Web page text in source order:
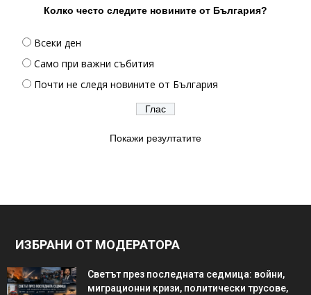
Колко често следите новините от България?
Всеки ден
Само при важни събития
Почти не следя новините от България
Покажи резултатите
ИЗБРАНИ ОТ МОДЕРАТОРА
Светът през последната седмица: войни,
миграционни кризи, политически трусове,